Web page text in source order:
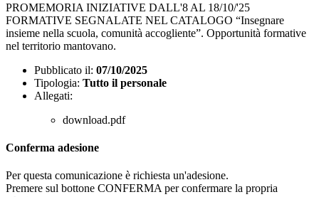
PROMEMORIA INIZIATIVE DALL'8 AL 18/10/'25
FORMATIVE SEGNALATE NEL CATALOGO “Insegnare
insieme nella scuola, comunità accogliente”. Opportunità formative
nel territorio mantovano.
Pubblicato il: 07/10/2025
Tipologia: Tutto il personale
Allegati:
download.pdf
Conferma adesione
Per questa comunicazione è richiesta un'adesione.
Premere sul bottone CONFERMA per confermare la propria